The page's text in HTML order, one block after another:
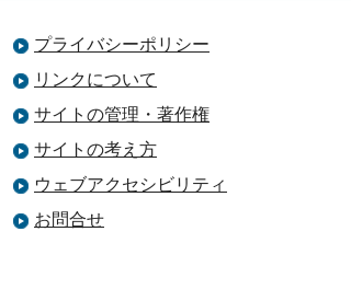
プライバシーポリシー
リンクについて
サイトの管理・著作権
サイトの考え方
ウェブアクセシビリティ
お問合せ